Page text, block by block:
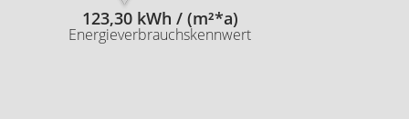
123,30 kWh / (m²*a)
Energieverbrauchskennwert